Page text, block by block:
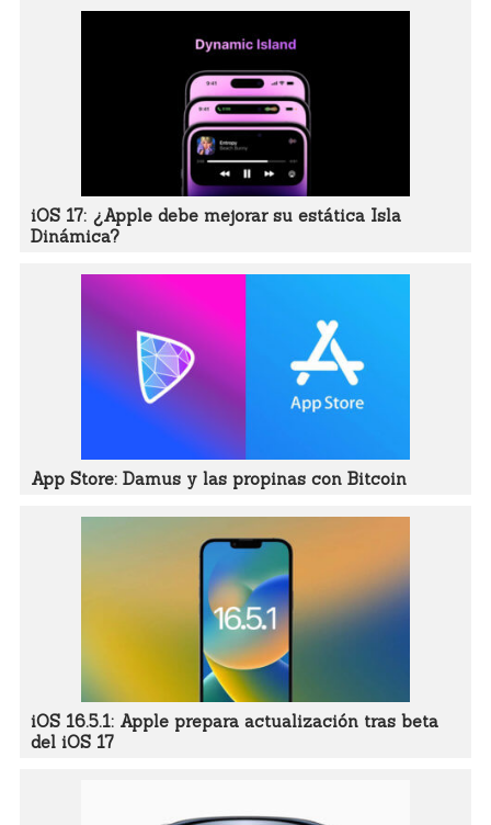
iOS 17: ¿Apple debe mejorar su estática Isla
Dinámica?
App Store: Damus y las propinas con Bitcoin
iOS 16.5.1: Apple prepara actualización tras beta
del iOS 17